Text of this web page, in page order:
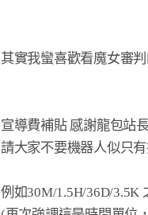
其實我蠻喜歡看魔女審
例如